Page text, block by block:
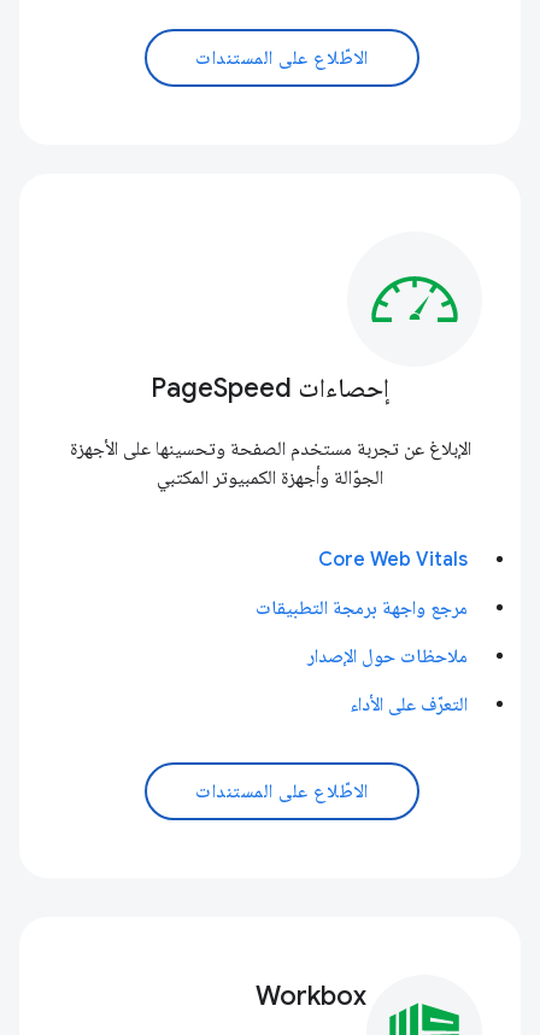
الاطّلاع على المستندات
إحصاءات PageSpeed
الإبلاغ عن تجربة مستخدم الصفحة وتحسينها على الأجهزة
الجوّالة وأجهزة الكمبيوتر المكتبي
Core Web Vitals
مرجع واجهة برمجة التطبيقات
ملاحظات حول الإصدار
التعرّف على الأداء
الاطّلاع على المستندات
Workbox